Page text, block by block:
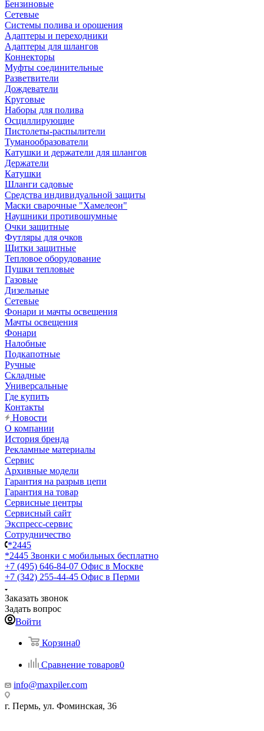
Бензиновые
Сетевые
Системы полива и орошения
Адаптеры и переходники
Адаптеры для шлангов
Коннекторы
Муфты соединительные
Разветвители
Дождеватели
Круговые
Наборы для полива
Осциллирующие
Пистолеты-распылители
Туманообразователи
Катушки и держатели для шлангов
Держатели
Катушки
Шланги садовые
Средства индивидуальной защиты
Маски сварочные "Хамелеон"
Наушники противошумные
Очки защитные
Футляры для очков
Щитки защитные
Тепловое оборудование
Пушки тепловые
Газовые
Дизельные
Сетевые
Фонари и мачты освещения
Мачты освещения
Фонари
Налобные
Подкапотные
Ручные
Складные
Универсальные
Где купить
Контакты
Новости
О компании
История бренда
Рекламные материалы
Сервис
Архивные модели
Гарантия на разрыв цепи
Гарантия на товар
Сервисные центры
Сервисный сайт
Экспресс-сервис
Сотрудничество
*2445
*2445 Звонки с мобильных бесплатно
+7 (495) 646-84-07 Офис в Москве
+7 (342) 255-44-45 Офис в Перми
Заказать звонок
Задать вопрос
Войти
Корзина0
Сравнение товаров0
info@maxpiler.com
г. Пермь, ул. Фоминская, 36